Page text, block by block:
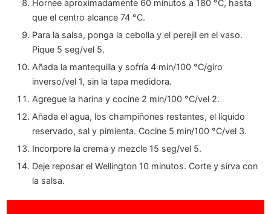
Hornee aproximadamente 60 minutos a 180 °C, hasta
que el centro alcance 74 °C.
Para la salsa, ponga la cebolla y el perejil en el vaso.
Pique 5 seg/vel 5.
Añada la mantequilla y sofría 4 min/100 °C/giro
inverso/vel 1, sin la tapa medidora.
Agregue la harina y cocine 2 min/100 °C/vel 2.
Añada el agua, los champiñones restantes, el líquido
reservado, sal y pimienta. Cocine 5 min/100 °C/vel 3.
Incorpore la crema y mezcle 15 seg/vel 5.
Deje reposar el Wellington 10 minutos. Corte y sirva con
la salsa.